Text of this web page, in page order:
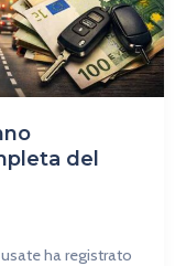
del
ha registrato